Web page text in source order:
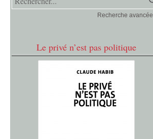
Recherche avancée
Le privé n’est pas politique